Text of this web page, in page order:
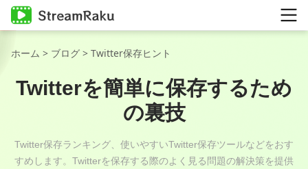
ホーム > ブログ > Twitter保存ヒント
Twitterを簡単に保存するため
の裏技
Twitter保存ランキング、使いやすいTwitter保存ツールなどをおす
すめします。Twitterを保存する際のよく見る問題の解決策を提供